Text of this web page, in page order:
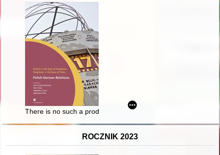
There is no such a product which Germans are not trying to
ROCZNIK 2023